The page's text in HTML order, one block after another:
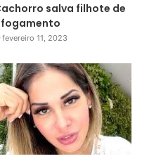
salva filhote de
fevereiro 11, 2023